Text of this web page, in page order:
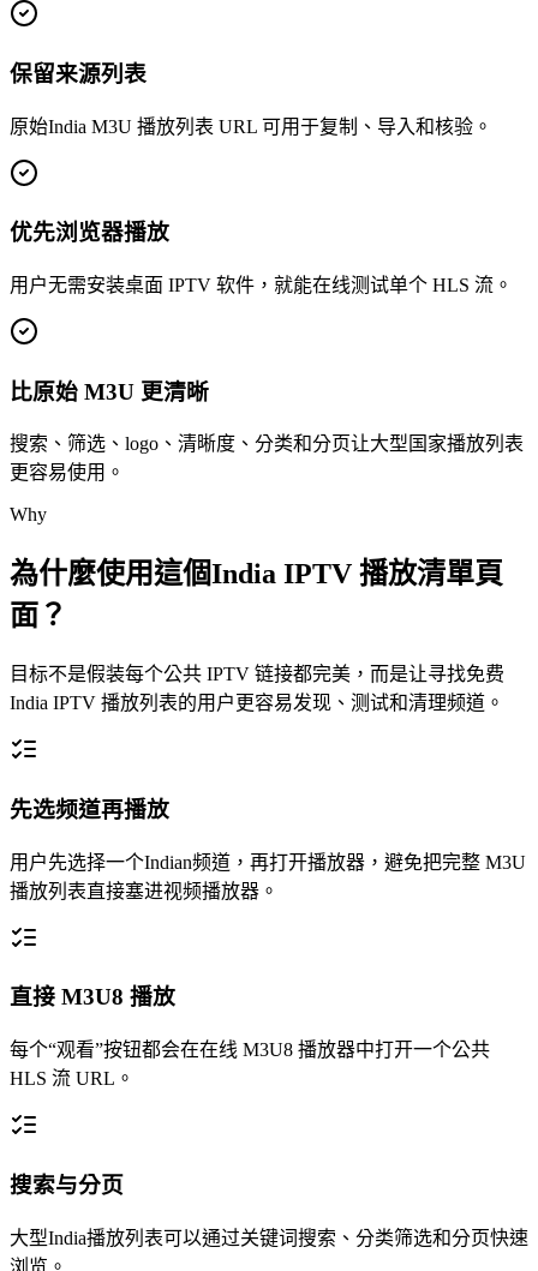
保留来源列表
原始India M3U 播放列表 URL 可用于复制、导入和核验。
优先浏览器播放
用户无需安装桌面 IPTV 软件，就能在线测试单个 HLS 流。
比原始 M3U 更清晰
搜索、筛选、logo、清晰度、分类和分页让大型国家播放列表
更容易使用。
Why
為什麼使用這個India IPTV 播放清單頁
面？
目标不是假装每个公共 IPTV 链接都完美，而是让寻找免费
India IPTV 播放列表的用户更容易发现、测试和清理频道。
先选频道再播放
用户先选择一个Indian频道，再打开播放器，避免把完整 M3U
播放列表直接塞进视频播放器。
直接 M3U8 播放
每个“观看”按钮都会在在线 M3U8 播放器中打开一个公共
HLS 流 URL。
搜索与分页
大型India播放列表可以通过关键词搜索、分类筛选和分页快速
浏览。